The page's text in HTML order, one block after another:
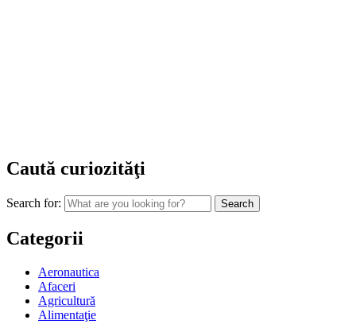
Caută curiozităţi
Search for:
Categorii
Aeronautica
Afaceri
Agricultură
Alimentaţie